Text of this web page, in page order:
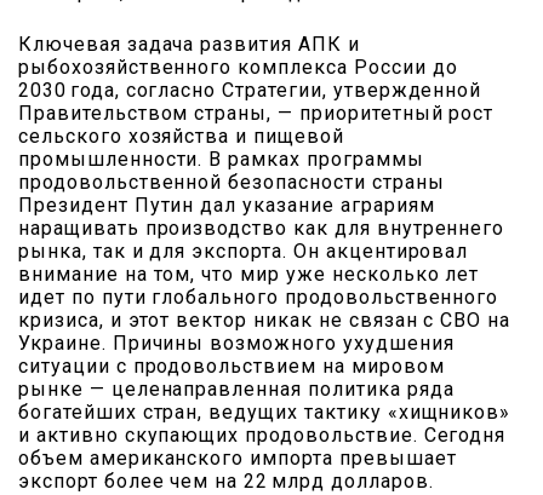
Ключевая задача развития АПК и
рыбохозяйственного комплекса России до
2030 года, согласно Стратегии, утвержденной
Правительством страны, — приоритетный рост
сельского хозяйства и пищевой
промышленности. В рамках программы
продовольственной безопасности страны
Президент Путин дал указание аграриям
наращивать производство как для внутреннего
рынка, так и для экспорта. Он акцентировал
внимание на том, что мир уже несколько лет
идет по пути глобального продовольственного
кризиса, и этот вектор никак не связан с СВО на
Украине. Причины возможного ухудшения
ситуации с продовольствием на мировом
рынке — целенаправленная политика ряда
богатейших стран, ведущих тактику «хищников»
и активно скупающих продовольствие. Сегодня
объем американского импорта превышает
экспорт более чем на 22 млрд долларов.